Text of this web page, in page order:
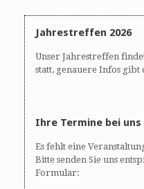
Jahrestreffen 2026
Unser Jahrestreffen
statt, genauere Infos gibt
Ihre Termine bei uns
Es fehlt eine
Bitte senden Sie uns
Formular: